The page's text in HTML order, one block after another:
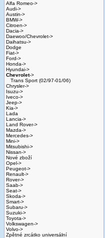
Alfa Romeo->
Audi->
Austin->
BMW->
Citroen->
Dacia->
Daewoo/Chevrolet->
Daihatsu->
Dodge
Fiat->
Ford->
Honda->
Hyundai->
Chevrolet->
Trans Sport (02/97-01/06)
Chrysler->
Isuzu->
Iveco->
Jeep->
Kia->
Lada
Lancia->
Land Rover->
Mazda->
Mercedes->
Mini->
Mitsubishi->
Nissan->
Nové zboží
Opel->
Peugeot->
Renault->
Rover->
Saab->
Seat->
Skoda->
Smart->
Subaru->
Suzuki->
Toyota->
Volkswagen->
Volvo->
Zpětné zrcátko universální